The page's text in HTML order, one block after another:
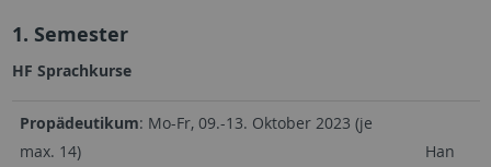
1. Semester
HF Sprachkurse
Propädeutikum: Mo-Fr, 09.-13. Oktober 2023 (je
max. 14)
Han